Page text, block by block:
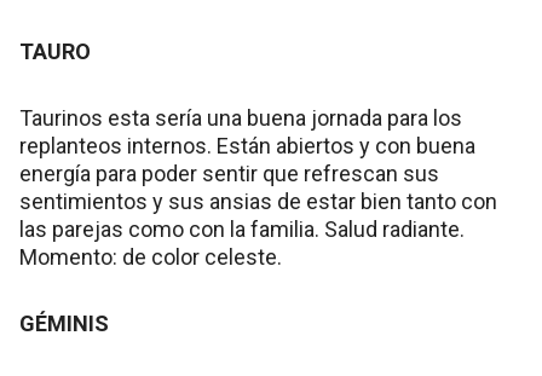
TAURO
Taurinos esta sería una buena jornada para los
replanteos internos. Están abiertos y con buena
energía para poder sentir que refrescan sus
sentimientos y sus ansias de estar bien tanto con
las parejas como con la familia. Salud radiante.
Momento: de color celeste.
GÉMINIS